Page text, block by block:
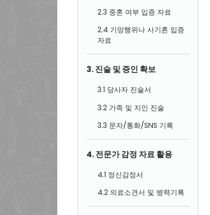
2.3 중혼 여부 입증 자료
2.4 기망행위나 사기혼 입증
자료
3. 진술 및 증인 확보
3.1 당사자 진술서
3.2 가족 및 지인 진술
3.3 문자/통화/SNS 기록
4. 전문가 감정 자료 활용
4.1 정신감정서
4.2 의료소견서 및 병력기록